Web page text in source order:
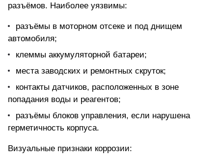
разъёмов. Наиболее уязвимы:
разъёмы в моторном отсеке и под днищем
автомобиля;
клеммы аккумуляторной батареи;
места заводских и ремонтных скруток;
контакты датчиков, расположенных в зоне
попадания воды и реагентов;
разъёмы блоков управления, если нарушена
герметичность корпуса.
Визуальные признаки коррозии: